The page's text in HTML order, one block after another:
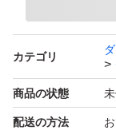
カテゴリ
商品の状態
配送の方法